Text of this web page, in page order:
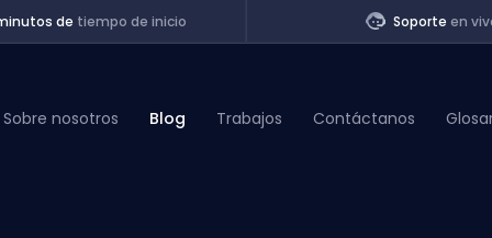
de tiempo de inicio Soporteen
Sobre nosotros Blog Trabajos Contáctanos